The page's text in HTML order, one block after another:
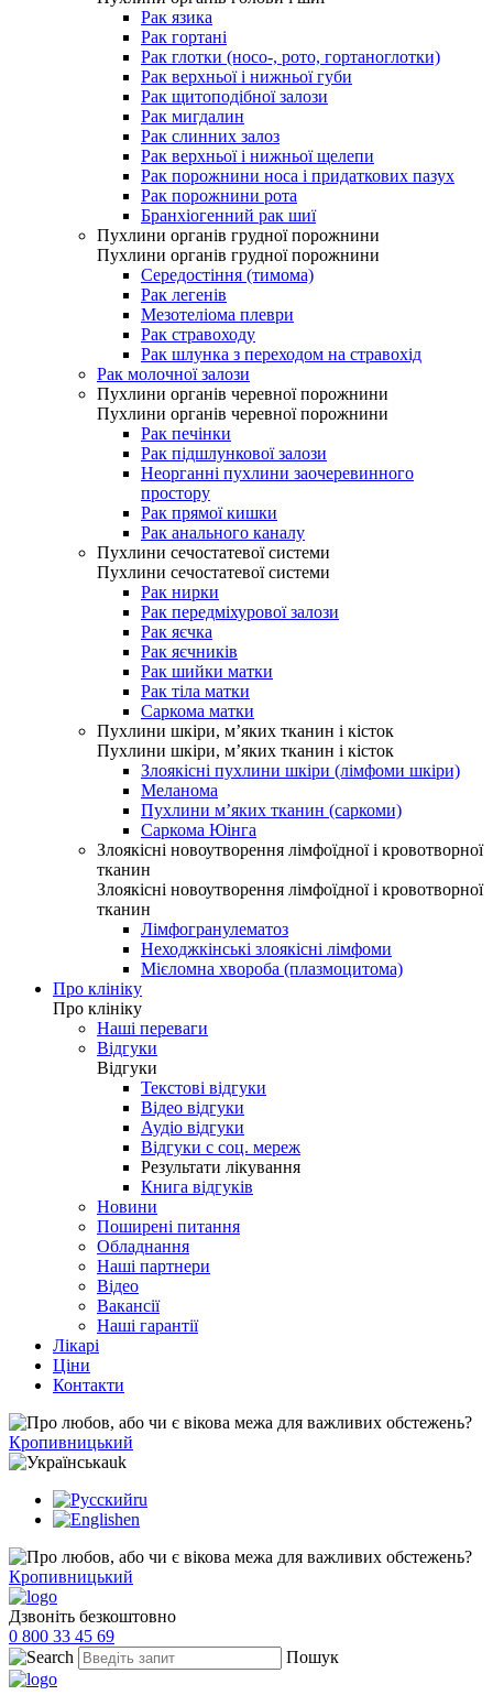
Рак язика
Рак гортані
Рак глотки (носо-, рото, гортаноглотки)
Рак верхньої і нижньої губи
Рак щитоподібної залози
Рак мигдалин
Рак слинних залоз
Рак верхньої і нижньої щелепи
Рак порожнини носа і придаткових пазух
Рак порожнини рота
Бранхіогенний рак шиї
Пухлини органів грудної порожнини
Пухлини органів грудної порожнини
Середостіння (тимома)
Рак легенів
Мезотеліома плеври
Рак стравоходу
Рак шлунка з переходом на стравохід
Рак молочної залози
Пухлини органів черевної порожнини
Пухлини органів черевної порожнини
Рак печінки
Рак підшлункової залози
Неорганні пухлини заочеревинного
простору
Рак прямої кишки
Рак анального каналу
Пухлини сечостатевої системи
Пухлини сечостатевої системи
Рак нирки
Рак передміхурової залози
Рак яєчка
Рак яєчників
Рак шийки матки
Рак тіла матки
Саркома матки
Пухлини шкіри, м’яких тканин і кісток
Пухлини шкіри, м’яких тканин і кісток
Злоякісні пухлини шкіри (лімфоми шкіри)
Меланома
Пухлини м’яких тканин (саркоми)
Саркома Юінга
Злоякісні новоутворення лімфоїдної і кровотворної
тканин
Злоякісні новоутворення лімфоїдної і кровотворної
тканин
Лімфогранулематоз
Неходжкінські злоякісні лімфоми
Мієломна хвороба (плазмоцитома)
Про клініку
Про клініку
Наші переваги
Відгуки
Відгуки
Текстові відгуки
Відео відгуки
Аудіо відгуки
Відгуки с соц. мереж
Результати лікування
Книга відгуків
Новини
Поширені питання
Обладнання
Наші партнери
Відео
Вакансії
Наші гарантії
Лікарі
Ціни
Контакти
Кропивницький
uk
ru
en
Кропивницький
Дзвоніть безкоштовно
0 800 33 45 69
Пошук